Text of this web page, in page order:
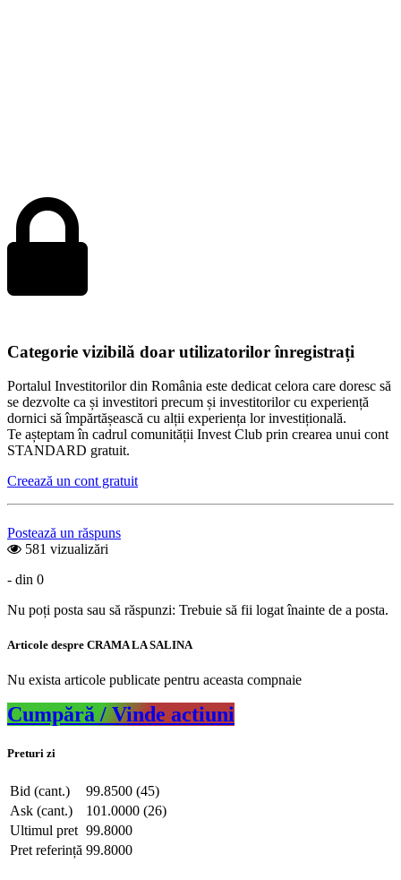
Categorie vizibilă doar utilizatorilor înregistrați
Portalul Investitorilor din România este dedicat celora care doresc să
se dezvolte ca și investitori precum și investitorilor cu experiență
dornici să împărtășească cu alții experiența lor investițională.
Te așteptam în cadrul comunității Invest Club prin crearea unui cont
STANDARD gratuit.
Creează un cont gratuit
Postează un răspuns
581 vizualizări
- din 0
Nu poți posta sau să răspunzi: Trebuie să fii logat înainte de a posta.
Articole despre CRAMA LA SALINA
Nu exista articole publicate pentru aceasta compnaie
Cumpără / Vinde actiuni
Preturi zi
Bid (cant.)
99.8500 (45)
Ask (cant.)
101.0000 (26)
Ultimul pret 99.8000
Pret referință 99.8000